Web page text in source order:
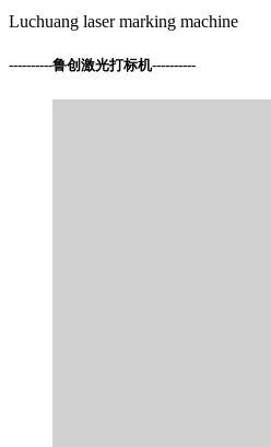
Luchuang laser marking machine
----------鲁创激光打标机----------